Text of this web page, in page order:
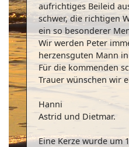
aufrichtiges Beileid
schwer, die richtigen
ein so besonderer
Wir werden Peter
herzensguten Mann
Für die kommenden
Trauer wünschen wir
Hanni
Astrid und Dietmar.
Eine Kerze wurde um